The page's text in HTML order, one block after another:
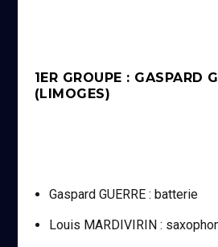
1ER GROUPE : GASPARD
(LIMOGES)
Gaspard GUERRE : batterie
Louis MARDIVIRIN :